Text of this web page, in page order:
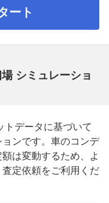
ート
シミュレーショ
トデータに基づいて
ンです。車のコンデ
は変動するため、よ
定依頼をご利用くだ